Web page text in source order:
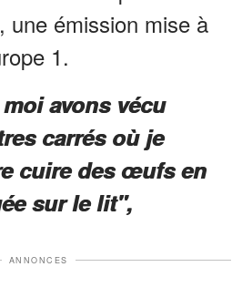
une émission mise à
1.
avons vécu
carrés où je
cuire des œufs en
sur le lit",
ANNONCES